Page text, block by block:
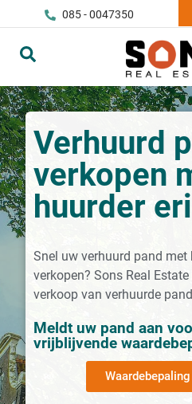
085 - 0047350
Verhuurd
verkopen
huurder
Snel uw verhuurd pand met
verkopen? Sons Real
verkoop van verhuurde
Meldt uw pand aan
vrijblijvende